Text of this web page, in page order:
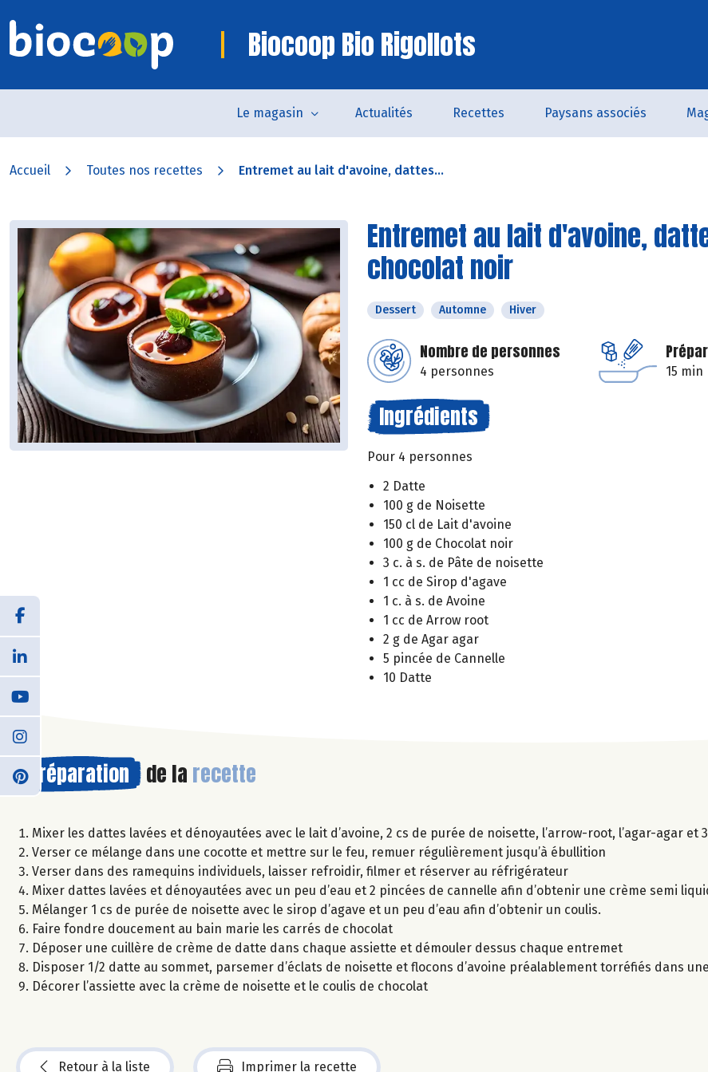
Biocoop Bio Rigollots
Le magasin Actualités Recettes Paysans associés
Accueil Toutes nos recettes Entremet au lait d'avoine, dattes...
Entremet au lait d'avoine,
chocolat noir
Dessert Automne Hiver
Nombre de personnes
4 personnes 15 min
Ingrédients
Pour 4 personnes
2 Datte
100 g de Noisette
150 cl de Lait d'avoine
100 g de Chocolat noir
3 c. à s. de Pâte de noisette
1 cc de Sirop d'agave
1 c. à s. de Avoine
1 cc de Arrow root
2 g de Agar agar
5 pincée de Cannelle
10 Datte
Préparation de la recette
Mixer les dattes lavées et dénoyautées avec le lait d’avoine, 2 cs de purée de noisette, l’arrow-root, l’agar-agar et
Verser ce mélange dans une cocotte et mettre sur le feu, remuer régulièrement jusqu’à ébullition
Verser dans des ramequins individuels, laisser refroidir, filmer et réserver au réfrigérateur
Mixer dattes lavées et dénoyautées avec un peu d’eau et 2 pincées de cannelle afin d’obtenir une crème semi
Mélanger 1 cs de purée de noisette avec le sirop d’agave et un peu d’eau afin d’obtenir un coulis.
Faire fondre doucement au bain marie les carrés de chocolat
Déposer une cuillère de crème de datte dans chaque assiette et démouler dessus chaque entremet
Disposer 1/2 datte au sommet, parsemer d’éclats de noisette et flocons d’avoine préalablement torréfiés dans
Décorer l’assiette avec la crème de noisette et le coulis de chocolat
Retour à la liste Imprimer la recette